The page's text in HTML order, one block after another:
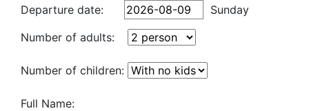
Departure date:
Sunday
Number of adults:
Number of children:
Full Name: